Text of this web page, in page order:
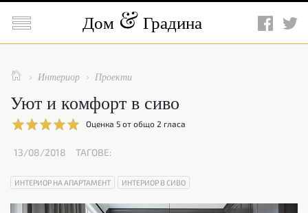
 Дом Градина
  Интериор  Проекти
Уют и комфорт в сиво
Оценка 5 от общо 2 гласа
13/08/2018 ТАГОВЕ:
ИНТЕРИОР НА АПАРТАМЕНТ ИНТЕРИОР В СИВО